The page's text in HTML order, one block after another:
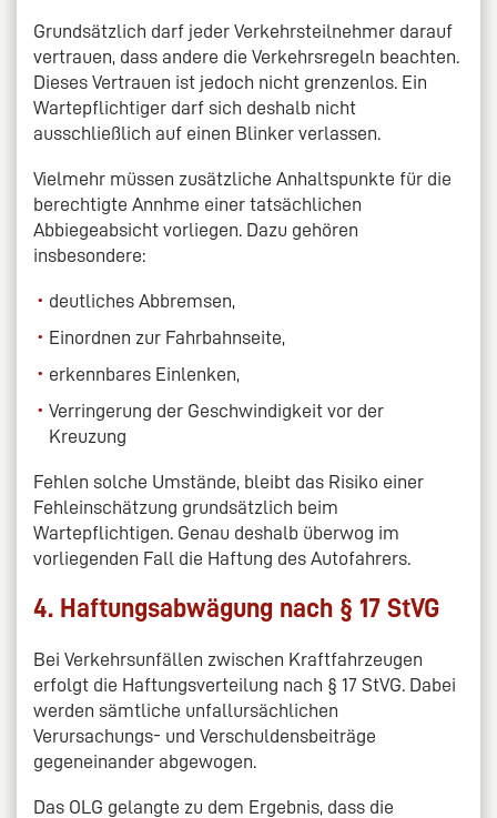
Grundsätzlich darf jeder Verkehrsteilnehmer darauf
vertrauen, dass andere die Verkehrsregeln beachten.
Dieses Vertrauen ist jedoch nicht grenzenlos. Ein
Wartepflichtiger darf sich deshalb nicht
ausschließlich auf einen Blinker verlassen.
Vielmehr müssen zusätzliche Anhaltspunkte für die
berechtigte Annhme einer tatsächlichen
Abbiegeabsicht vorliegen. Dazu gehören
insbesondere:
deutliches Abbremsen,
Einordnen zur Fahrbahnseite,
erkennbares Einlenken,
Verringerung der Geschwindigkeit vor der
Kreuzung
Fehlen solche Umstände, bleibt das Risiko einer
Fehleinschätzung grundsätzlich beim
Wartepflichtigen. Genau deshalb überwog im
vorliegenden Fall die Haftung des Autofahrers.
4. Haftungsabwägung nach § 17 StVG
Bei Verkehrsunfällen zwischen Kraftfahrzeugen
erfolgt die Haftungsverteilung nach § 17 StVG. Dabei
werden sämtliche unfallursächlichen
Verursachungs- und Verschuldensbeiträge
gegeneinander abgewogen.
Das OLG gelangte zu dem Ergebnis, dass die